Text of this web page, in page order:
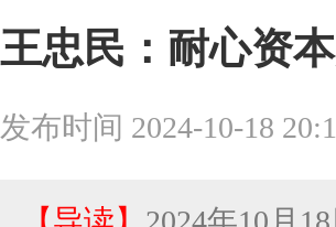
王忠民：耐心资
发布时间 2024-10-18